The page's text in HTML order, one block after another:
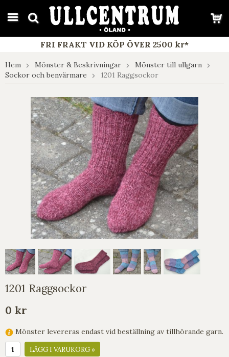
google-site-verification: google7e4b1026db5d9f32.html
FRI FRAKT VID KÖP ÖVER 2500 kr*
Hem Mönster & Beskrivningar
Mönster till ullgarn
Sockor och benvärmare
1201 Raggsockor
1201 Raggsockor
0 kr
Mönster levereras endast vid beställning av tillhörande garn.
LÄGG I VARUKORG »